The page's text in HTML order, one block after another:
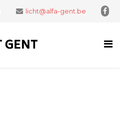
licht@alfa-gent.be